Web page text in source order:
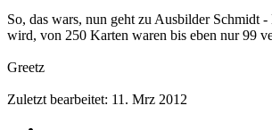
So, das wars, nun geht zu Ausbilder Schmidt -
wird, von 250 Karten waren bis eben nur 99
Greetz
Zuletzt bearbeitet: 11. Mrz 2012